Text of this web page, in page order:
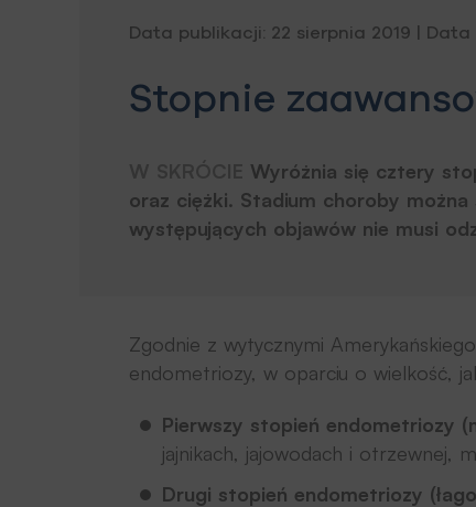
Data publikacji: 22 sierpnia 2019 |
Stopnie
Wyróżnia się cztery
oraz ciężki. Stadium choroby
występujących objawów nie musi
Zgodnie z wytycznymi
endometriozy, w oparciu o wielkość,
Pierwszy stopień endometriozy
jajnikach, jajowodach i otrzewnej,
Drugi stopień endometriozy